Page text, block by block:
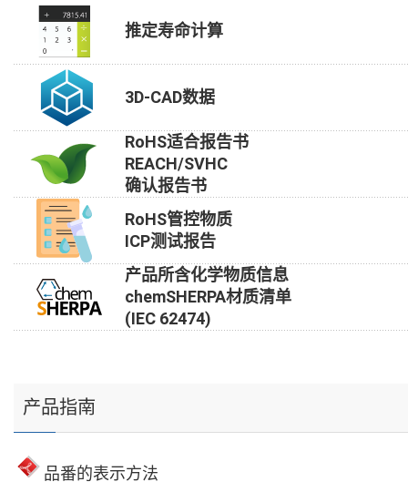
推定寿命计算
3D-CAD数据
RoHS适合报告书
REACH/SVHC
确认报告书
RoHS管控物质
ICP测试报告
产品所含化学物质信息
chemSHERPA材质清单
(IEC 62474)
产品指南
品番的表示方法